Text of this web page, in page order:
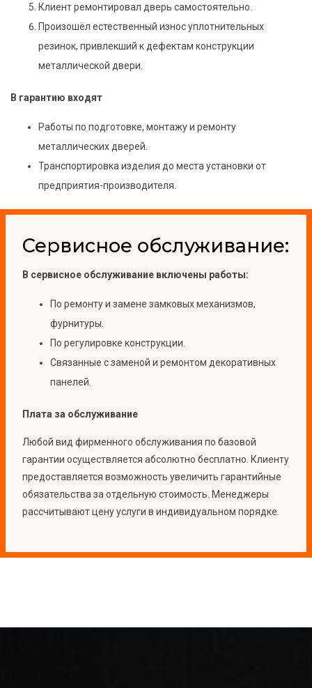
Клиент ремонтировал дверь самостоятельно.
Произошёл естественный износ уплотнительных
резинок, привлекший к дефектам конструкции
металлической двери.
В гарантию входят
Работы по подготовке, монтажу и ремонту
металлических дверей.
Транспортировка изделия до места установки от
предприятия-производителя.
Сервисное обслуживание:
В сервисное обслуживание включены работы:
По ремонту и замене замковых механизмов,
фурнитуры.
По регулировке конструкции.
Связанные с заменой и ремонтом декоративных
панелей.
Плата за обслуживание
Любой вид фирменного обслуживания по базовой
гарантии осуществляется абсолютно бесплатно. Клиенту
предоставляется возможность увеличить гарантийные
обязательства за отдельную стоимость. Менеджеры
рассчитывают цену услуги в индивидуальном порядке.